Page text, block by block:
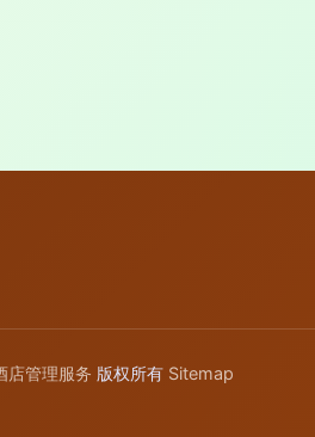
店管理服务 版权所有 Sitemap